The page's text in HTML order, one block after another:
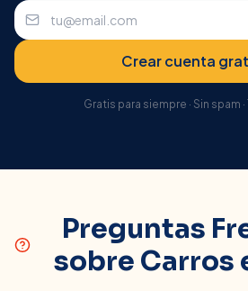
Crear cuenta
Gratis para siempre · Sin spam
Preguntas
sobre Carros